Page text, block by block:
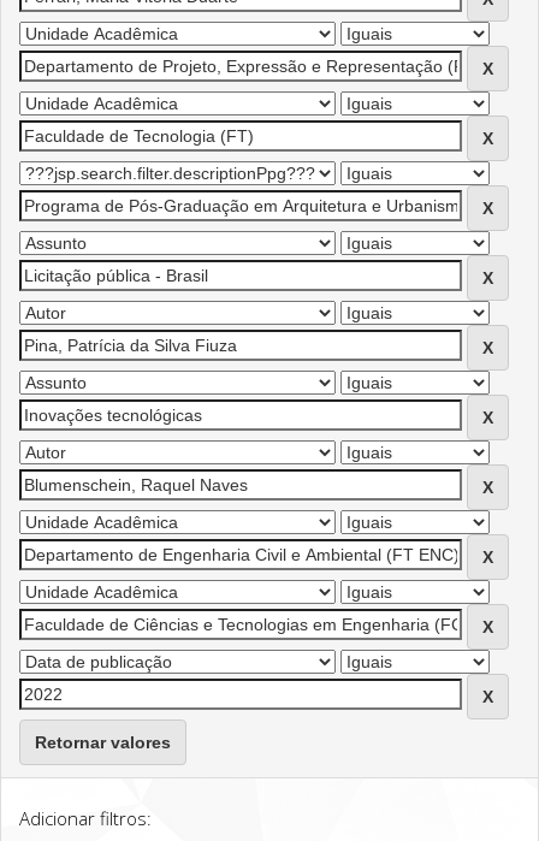
Retornar valores
Adicionar filtros: